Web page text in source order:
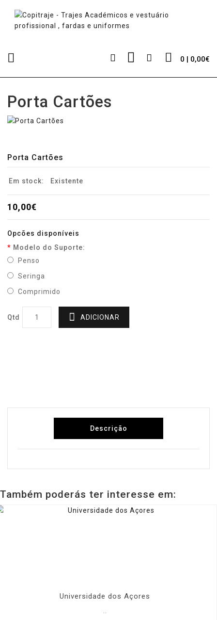
0 | 0,00€
Porta Cartões
Porta Cartões
Em stock: Existente
10,00€
Opcões disponíveis
Modelo do Suporte:
Penso
Seringa
Comprimido
Qtd ADICIONAR
Descrição
Também poderás ter interesse em:
Universidade dos Açores